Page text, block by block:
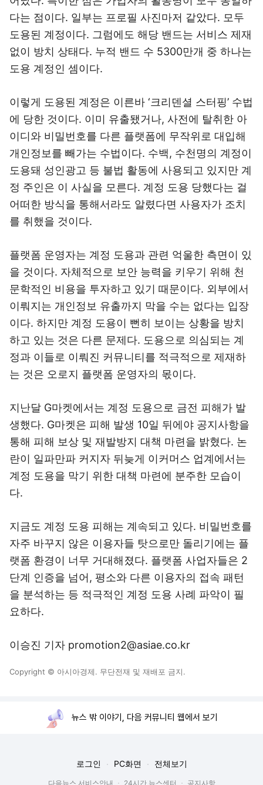
다는 점이다. 일부는 프로필 사진마저 같았다. 모두
도용된 계정이다. 그럼에도 해당 밴드는 서비스 제재
없이 방치 상태다. 누적 밴드 수 5300만개 중 하나는
도용 계정인 셈이다.
이렇게 도용된 계정은 이른바 ‘크리덴셜 스터핑’ 수법
에 당한 것이다. 이미 유출됐거나, 사전에 탈취한 아
이디와 비밀번호를 다른 플랫폼에 무작위로 대입해
개인정보를 빼가는 수법이다. 수백, 수천명의 계정이
도용돼 성인광고 등 불법 활동에 사용되고 있지만 계
정 주인은 이 사실을 모른다. 계정 도용 당했다는 걸
어떠한 방식을 통해서라도 알렸다면 사용자가 조치
를 취했을 것이다.
플랫폼 운영자는 계정 도용과 관련 억울한 측면이 있
을 것이다. 자체적으로 보안 능력을 키우기 위해 천
문학적인 비용을 투자하고 있기 때문이다. 외부에서
이뤄지는 개인정보 유출까지 막을 수는 없다는 입장
이다. 하지만 계정 도용이 뻔히 보이는 상황을 방치
하고 있는 것은 다른 문제다. 도용으로 의심되는 계
정과 이들로 이뤄진 커뮤니티를 적극적으로 제재하
는 것은 오로지 플랫폼 운영자의 몫이다.
지난달 G마켓에서는 계정 도용으로 금전 피해가 발
생했다. G마켓은 피해 발생 10일 뒤에야 공지사항을
통해 피해 보상 및 재발방지 대책 마련을 밝혔다. 논
란이 일파만파 커지자 뒤늦게 이커머스 업계에서는
계정 도용을 막기 위한 대책 마련에 분주한 모습이
다.
지금도 계정 도용 피해는 계속되고 있다. 비밀번호를
자주 바꾸지 않은 이용자들 탓으로만 돌리기에는 플
랫폼 환경이 너무 거대해졌다. 플랫폼 사업자들은 2
단계 인증을 넘어, 평소와 다른 이용자의 접속 패턴
을 분석하는 등 적극적인 계정 도용 사례 파악이 필
요하다.
이승진 기자 promotion2@asiae.co.kr
Copyright © 아시아경제. 무단전재 및 재배포 금지.
뉴스 밖 이야기, 다음 커뮤니티 웹에서 보기
로그인 PC화면 전체보기
다음뉴스 서비스안내 24시간 뉴스센터 공지사항